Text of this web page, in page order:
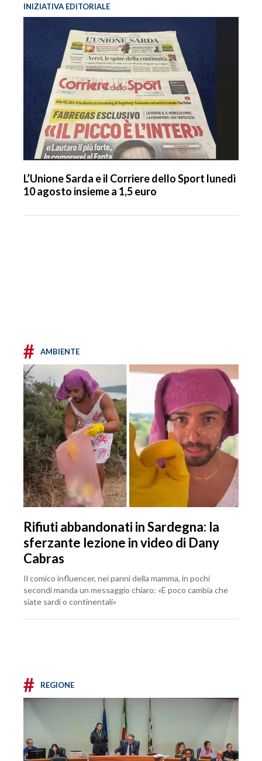
INIZIATIVA EDITORIALE
L’Unione Sarda e il Corriere dello Sport lunedì
10 agosto insieme a 1,5 euro
# AMBIENTE
Rifiuti abbandonati in Sardegna: la
sferzante lezione in video di Dany
Cabras
Il comico influencer, nei panni della mamma, in pochi
secondi manda un messaggio chiaro: «E poco cambia che
siate sardi o continentali»
# REGIONE